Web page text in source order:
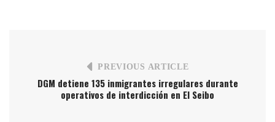
PREVIOUS ARTICLE
DGM detiene 135 inmigrantes irregulares durante
operativos de interdicción en El Seibo